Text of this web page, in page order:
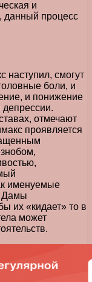
и
данный процесс
смогут
боли, и
и понижение
депрессии.
отмечают
проявляется
именуемые
Дамы
их «кидает» то в
может